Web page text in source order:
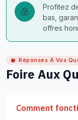
Profitez
bas,
offres
Réponses À Vos
Foire Aux
Comment